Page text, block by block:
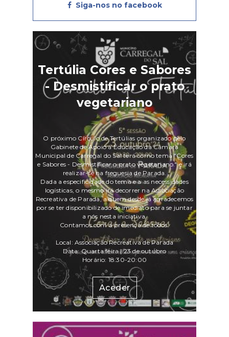
Siga-nos no facebook
Tertúlia Cores e Sabores
- Desmistificar o prato
vegetariano
O próximo Círculo de Tertúlias organizado pelo
Gabinete de Apoio à Educação da Câmara
Municipal de Carregal do Sal terá como tema "Cores
e Sabores - Desmistificar o prato vegetariano." e irá
realizar-se na freguesia de Parada.
Dada a especificidade do tema e a as necessidades
logísticas, o mesmo irá decorrer na Associação
Recreativa de Parada, a quem desde já agradecemos
por se ter disponibilizado de imediato para se juntar
a nós nesta iniciativa.
Contamos com a presença de todos.
Local: Associação Recreativa de Parada
Data: Quarta feira | 23 de outubro
Horário: 18:30-20:00
Aceder